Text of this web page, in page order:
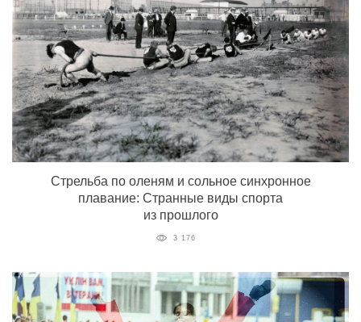
Стрельба по оленям и сольное синхронное
плавание: Странные виды спорта
из прошлого
3 176